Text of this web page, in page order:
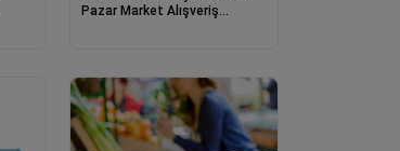
Pazar Market Alışveriş